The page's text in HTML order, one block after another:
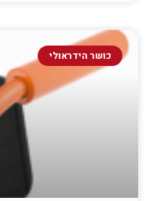
כושר הידראולי